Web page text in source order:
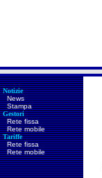
Notizie
News
Stampa
Gestori
Rete fissa
Rete mobile
Tariffe
Rete fissa
Rete mobile